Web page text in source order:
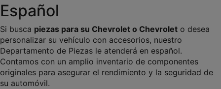
Español
Si busca piezas para su Chevrolet o Chevrolet o desea
personalizar su vehículo con accesorios, nuestro
Departamento de Piezas le atenderá en español.
Contamos con un amplio inventario de componentes
originales para asegurar el rendimiento y la seguridad de
su automóvil.